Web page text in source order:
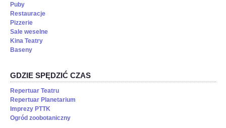
Puby
Restauracje
Pizzerie
Sale weselne
Kina Teatry
Baseny
GDZIE SPĘDZIĆ CZAS
Repertuar Teatru
Repertuar Planetarium
Imprezy PTTK
Ogród zoobotaniczny